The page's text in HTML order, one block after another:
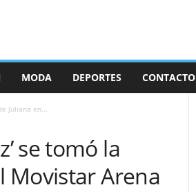
MODA DEPORTES CONTACTO
Juliana en...
se tomó la
Movistar Arena